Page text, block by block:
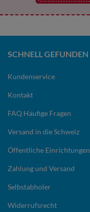
SCHNELL GEFUNDEN
Kundenservice
Kontakt
FAQ Häufige Fragen
Versand in die Schweiz
Öffentliche Einrichtungen
Zahlung und Versand
Selbstabholer
Widerrufsrecht